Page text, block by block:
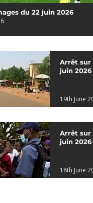
du 22 juin 2026
Arrêt sur
juin 2026
19th June
Arrêt sur
juin 2026
18th June